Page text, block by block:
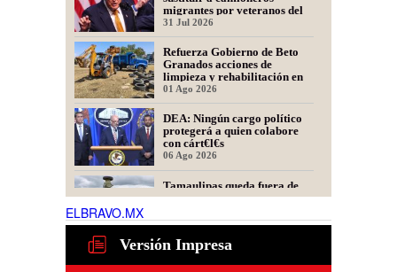
migrantes por veteranos del
Ejército
31 Jul 2026
Refuerza Gobierno de Beto
Granados acciones de
limpieza y rehabilitación en
Los Presidentes
01 Ago 2026
DEA: Ningún cargo político
protegerá a quien colabore
con cárt€l€s
06 Ago 2026
Tamaulipas queda fuera de
recomendación para fracking
Misantla, informa comité
06 Ago 2026
Presidente de Fecanaco
cuestiona retenes en
ELBRAVO.MX
Versión Impresa